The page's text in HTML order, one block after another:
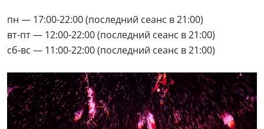
пн — 17:00-22:00 (последний сеанс в 21:00)
вт-пт — 12:00-22:00 (последний сеанс в 21:00)
сб-вс — 11:00-22:00 (последний сеанс в 21:00)